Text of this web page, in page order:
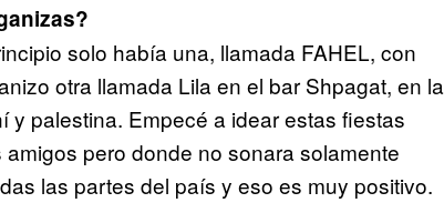
solo había una, llamada FAHEL, con
otra llamada Lila en el bar Shpagat, en la
palestina. Empecé a idear estas fiestas
pero donde no sonara solamente
las partes del país y eso es muy positivo.